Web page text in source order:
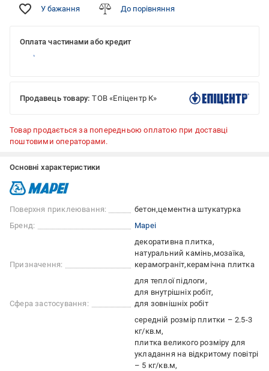
У бажання До порівняння
Оплата частинами або кредит
Продавець товару: ТОВ «Епіцентр К»
Товар продається за попередньою оплатою при доставці
поштовими операторами.
Основні характеристики
Поверхня приклеювання: бетон цементна штукатурка
Бренд:
Mapei
Призначення:
декоративна плитка
натуральний камінь мозаїка
керамограніт керамічна плитка
Сфера застосування:
для теплої підлоги
для внутрішніх робіт
для зовнішніх робіт
середній розмір плитки – 2.5-3
кг/кв.м
плитка великого розміру для
укладання на відкритому повітрі
– 5 кг/кв.м